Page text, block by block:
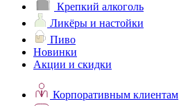
Крепкий алкоголь
Ликёры и настойки
Пиво
Новинки
Акции и скидки
Корпоративным клиентам